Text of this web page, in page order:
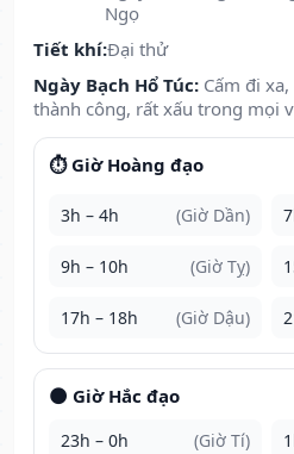
Ngọ
Tiết khí:Đại thử
Ngày Bạch Hổ Túc: Cấm đi
thành công, rất xấu trong mọi
⏱️ Giờ Hoàng đạo
3h – 4h (Giờ Dần)
9h – 10h (Giờ Tỵ)
17h – 18h (Giờ Dậu)
🌑 Giờ Hắc đạo
23h – 0h (Giờ Tí)